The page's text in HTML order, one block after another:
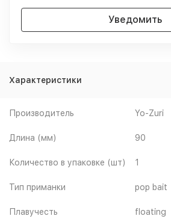
Уведомить
Характеристики
Производитель Yo-Zuri
Длина (мм) 90
Количество в упаковке (шт) 1
Тип приманки pop bait
Плавучесть floating